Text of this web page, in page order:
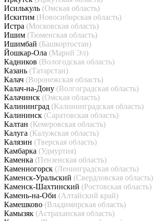
Исилькуль (Омская область)
Искитим (Новосибирская область)
Истра (Московская область)
Ишим (Тюменская область)
Ишимбай (Башкортостан)
Йошкар-Ола (Марий Эл)
Кадников (Вологодская область)
Казань (Татарстан)
Калач (Воронежская область)
Калач-на-Дону (Волгоградская область)
Калачинск (Омская область)
Калининград (Калининградская область)
Калининск (Саратовская область)
Калтан (Кемеровская область)
Калуга (Калужская область)
Калязин (Тверская область)
Камбарка (Удмуртия)
Каменка (Пензенская область)
Каменногорск (Ленинградская область)
Каменск-Уральский (Свердловская область)
Каменск-Шахтинский (Ростовская область)
Камень-на-Оби (Алтайский край)
Камешково (Владимирская область)
Камызяк (Астраханская область)